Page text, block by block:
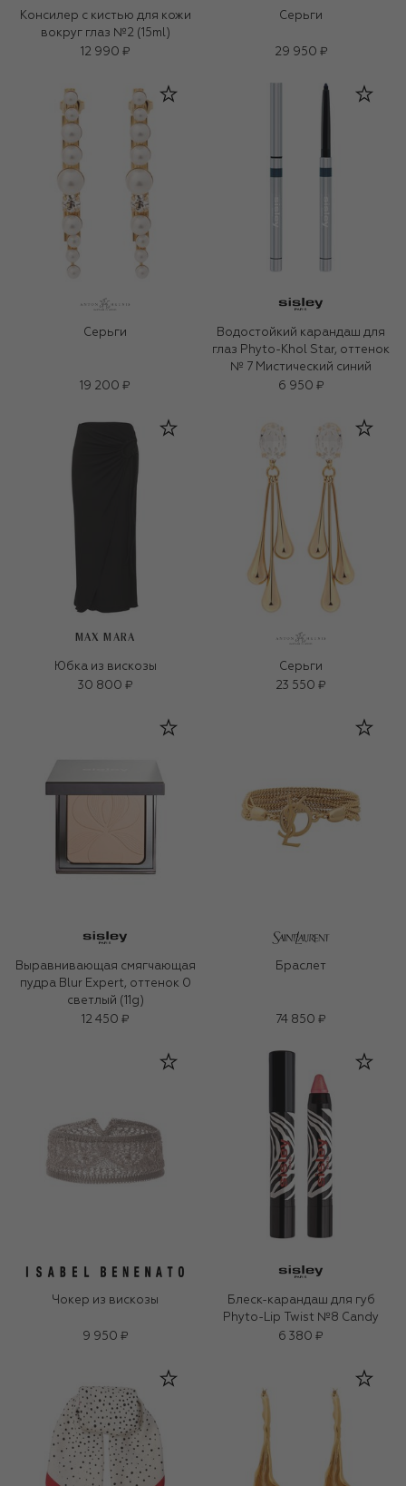
Консилер с кистью для кожи
вокруг глаз №2 (15ml)
12 990 ₽
Серьги
29 950 ₽
Серьги
19 200 ₽
Водостойкий карандаш для
глаз Phyto-Khol Star, оттенок
№ 7 Мистический синий
6 950 ₽
MAX MARA
Юбка из вискозы
30 800 ₽
Серьги
23 550 ₽
Выравнивающая смягчающая
пудра Blur Expert, оттенок 0
светлый (11g)
12 450 ₽
Браслет
74 850 ₽
Чокер из вискозы
9 950 ₽
Блеск-карандаш для губ
Phyto-Lip Twist №8 Candy
6 380 ₽